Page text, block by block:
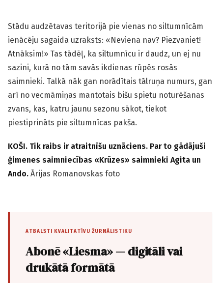
Stādu audzētavas teritorijā pie vienas no siltumnīcām
ienācēju sagaida uzraksts: «Neviena nav? Piezvaniet!
Atnāksim!» Tas tādēļ, ka siltumnīcu ir daudz, un ej nu
sazini, kurā no tām savās ikdienas rūpēs rosās
saimnieki. Talkā nāk gan norādītais tālruņa numurs, gan
arī no vecmāmiņas mantotais bišu spietu noturēšanas
zvans, kas, katru jaunu sezonu sākot, tiekot
piestiprināts pie siltumnīcas pakša.
KOŠI. Tik raibs ir atraitnīšu uznāciens. Par to gādājuši
ģimenes saimniecības «Krūzes» saimnieki Agita un
Ando. Ārijas Romanovskas foto
ATBALSTI KVALITATĪVU ŽURNĀLISTIKU
Abonē «Liesma» — digitāli vai
drukātā formātā